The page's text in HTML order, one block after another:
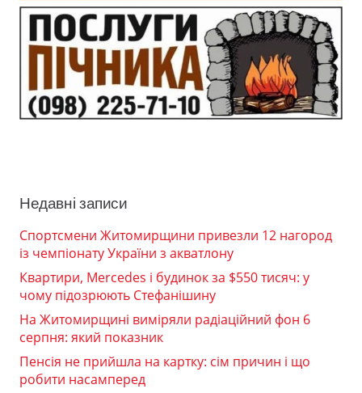
Недавні записи
Спортсмени Житомирщини привезли 12 нагород
із чемпіонату України з акватлону
Квартири, Mercedes і будинок за $550 тисяч: у
чому підозрюють Стефанішину
На Житомирщині виміряли радіаційний фон 6
серпня: який показник
Пенсія не прийшла на картку: сім причин і що
робити насамперед